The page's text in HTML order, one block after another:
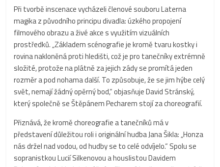
Při tvorbě inscenace vycházeli členové souboru Laterna
magika z původního principu divadla: úzkého propojení
filmového obrazu a živé akce s využitím vizuálních
prostředků. „Základem scénografie je kromě tvaru kostky i
rovina nakloněná proti hledišti, což je pro tanečníky extrémně
složité, protože na plátně za jejich zády se promítá jeden
rozměr a pod nohama další. To způsobuje, že se jim hýbe celý
svět, nemají žádný opěrný bod,“ objasňuje David Stránský,
který společně se Štěpánem Pecharem stojí za choreografií.
Přiznává, že kromě choreografie a tanečníků má v
představení důležitou roli i originální hudba Jana Šikla: „Honza
nás držel nad vodou, od hudby se to celé odvíjelo.“ Spolu se
sopranistkou Lucií Silkenovou a houslistou Davidem